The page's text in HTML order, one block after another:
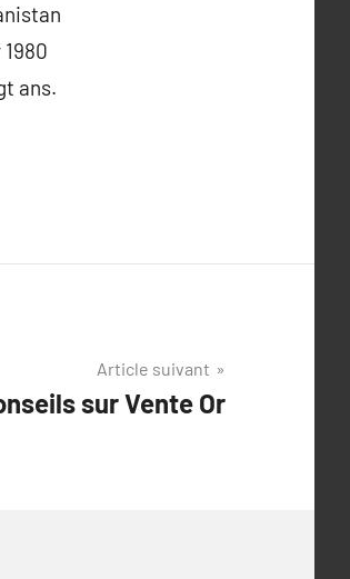
ans.
Article suivant
sur Vente Or